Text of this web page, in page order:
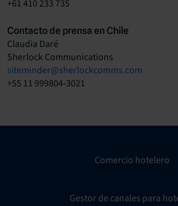
+61 410 233 735
Contacto de prensa en Chile
Claudia Daré
Sherlock Communications
siteminder@sherlockcomms.com
+55 11 999804-3021
Comercio hotelero
Gestor de canales para